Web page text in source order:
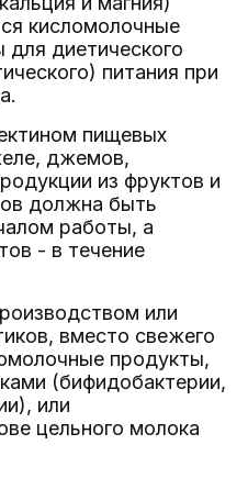
кисломолочные
диетического
питания при
пищевых
джемов,
из фруктов и
должна быть
работы, а
- в течение
или
вместо свежего
продукты,
(бифидобактерии,
или
цельного молока